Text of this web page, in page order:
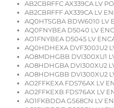
AB2CBRFFC AX339CA LV
AB2CBRFFF AX339CA LV
AQ0HTSGBA BDW6010 LV
AQ0FNYBEA D5040 LV
AO1FNYBEA D5045 LV
AQ0HDHEXA DVF300JU2
AO8MDHGBB DVI300XU1
AO8HDHGBA DVI300XU2
AO8HDHGBB DVI300XU2
AO2FFKEXA FDS76AX LV
AO2FFKEXB FDS76AX LV
AO1FKBDDA GS68CN LV